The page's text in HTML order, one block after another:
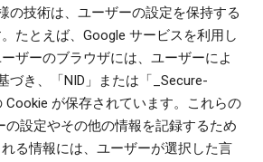
の技術は、ユーザーの設定を保持する
たとえば、Google サービスを利用し
ザーのブラウザには、ユーザーによ
づき、「NID」または「_Secure-
Cookie が保存されています。これらの
の設定やその他の情報を記録するため
る情報には、ユーザーが選択した言